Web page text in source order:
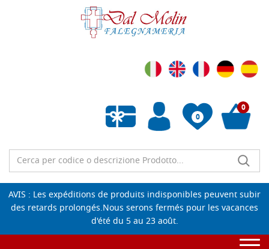
0
Liste de souhaits vide
0
AVIS : Les expéditions de produits indisponibles peuvent subir
des retards prolongés.Nous serons fermés pour les vacances
d'été du 5 au 23 août.